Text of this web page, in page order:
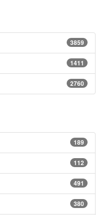
3859
1411
2760
189
112
491
380